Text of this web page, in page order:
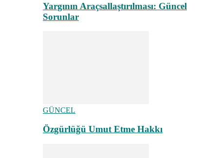
Yargının Araçsallaştırılması: Güncel
Sorunlar
GÜNCEL
Özgürlüğü Umut Etme Hakkı